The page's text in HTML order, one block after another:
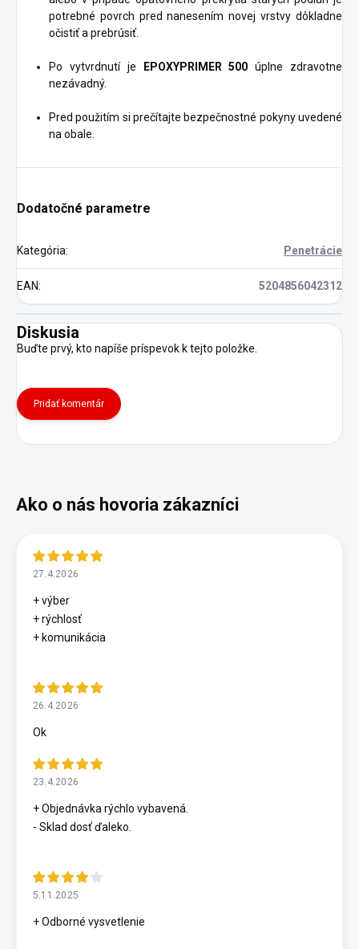
potrebné povrch pred nanesením novej vrstvy dôkladne
očistiť a prebrúsiť.
Po vytvrdnutí je EPOXYPRIMER 500úplne zdravotne
nezávadný.
Pred použitím si prečítajte bezpečnostné pokyny uvedené
na obale.
Dodatočné parametre
Kategória: Penetrácie
EAN: 5204856042312
Diskusia
Buďte prvý, kto napíše príspevok k tejto položke.
Pridať komentár
27.4.2026
+ výber
+ rýchlosť
+ komunikácia
26.4.2026
Ok
23.4.2026
+ Objednávka rýchlo vybavená.
- Sklad dosť ďaleko.
5.11.2025
+ Odborné vysvetlenie